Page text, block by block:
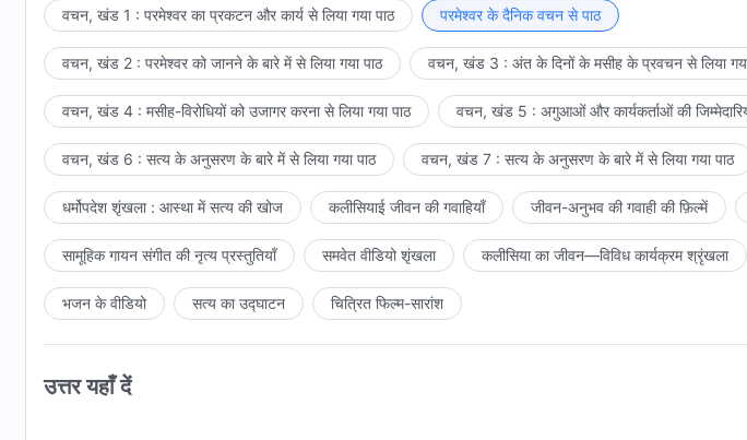
बड़े लाल अजगर को त्याग दिया है और उसके अधिकार-क्षेत्र में समर्पण करने से इनकार कर दिया है; इसका अर्थ
तुम परमेश्वर की सभी योजनाओं का पालन करना चाहते हो, और तुम्हें कोई शिकायत नहीं है। परंतु जहाँ तक
परमेश्वर के वचनको जीने और परमेश्वर को अभिव्यक्त करने में सक्षम हो? अगर तुम्हारे पास इनमें से कोई भी
परमेश्वर के द्वारा प्राप्त नहीं किए गए हो, और तुम सिर्फ़ एक जीते गए गधे हो। तुममें कुछ भी वांछनीय नहीं है, और
है। तुम्हारी मानवता में बहुत कमी है, परमेश्वर के लिए तुम्हारा उपयोग करना असंभव है। तुम्हें परमेश्वर द्वारा
जानवरों और चलते-फिरते मृतकों से सौ गुना बेहतर होना है—केवल इस स्तर तक पहुँचने वाले ही पूर्ण किए जाने के
मानवता और अंत:करण हैं, तो ही वह परमेश्वर के उपयोग के योग्य है। केवल पूर्ण बनाए जाने पर ही तुम मानव समझे
लोग ही अर्थपूर्ण जीवन जीते हैं। केवल ऐसे लोग ही परमेश्वर के लिए और अधिक प्रबलता से गवाही दे सकते हैं।
वचन, खंड 1 : परमेश्वर का प्रकटन और कार्य से लिया गया पाठ परमेश्वर के दैनिक वचन से पाठ
वचन, खंड 2 : परमेश्वर को जानने के बारे में से लिया गया पाठ वचन, खंड 3 : अंत के दिनों के मसीह के प्रवचन से लिया
वचन, खंड 4 : मसीह-विरोधियों को उजागर करना से लिया गया पाठ वचन, खंड 5 : अगुआओं और कार्यकर्ताओं की
वचन, खंड 6 : सत्य के अनुसरण के बारे में से लिया गया पाठ वचन, खंड 7 : सत्य के अनुसरण के बारे में से लिया गया पाठ
धर्मोपदेश शृंखला : आस्था में सत्य की खोज कलीसियाई जीवन की गवाहियाँ जीवन-अनुभव की गवाही की फ़िल्में
सामूहिक गायन संगीत की नृत्य प्रस्तुतियाँ समवेत वीडियो शृंखला कलीसिया का जीवन—विविध कार्यक्रम श्रृंखला
भजन के वीडियो सत्य का उद्घाटन चित्रित फिल्म-सारांश
उत्तर यहाँ दें